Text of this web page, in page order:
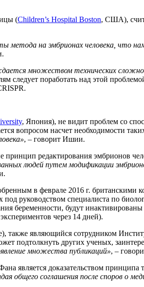
(Children’s Hospital Boston, США),
на эмбрионах человека, что
множеством технических
следует поработать над этой
, Япония), не видит проблем со
вопросом насчет необходимости
, – говорит Ишии.
редактирования эмбрионов
людей путем модификации
в феврале 2016 г.
руководством специалиста по
беременности, будут
через 14 дней).
также являющийся сотрудником
подтолкнуть других ученых,
множества публикаций», –
является доказательством принципа
общего соглашения после споров о